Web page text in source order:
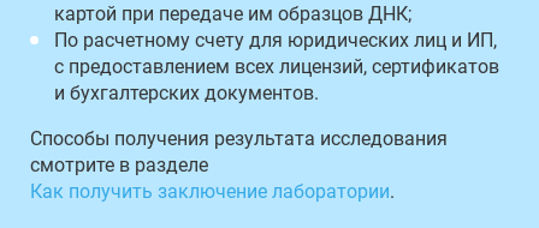
картой при передаче им образцов ДНК;
По расчетному счету для юридических лиц и ИП,
с предоставлением всех лицензий, сертификатов
и бухгалтерских документов.
Способы получения результата исследования
смотрите в разделе
Как получить заключение лаборатории.